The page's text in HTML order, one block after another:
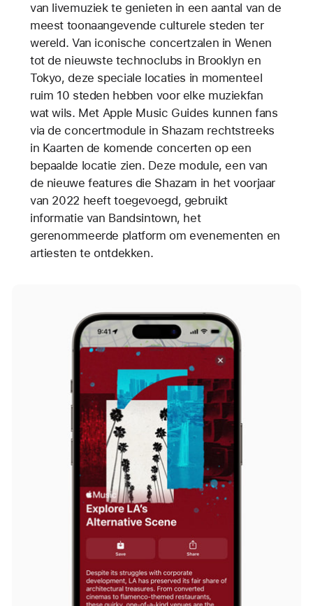
van livemuziek te genieten in een aantal van de
meest toonaangevende culturele steden ter
wereld. Van iconische concertzalen in Wenen
tot de nieuwste technoclubs in Brooklyn en
Tokyo, deze speciale locaties in momenteel
ruim 10 steden hebben voor elke muziekfan
wat wils. Met Apple Music Guides kunnen fans
via de concertmodule in Shazam rechtstreeks
in Kaarten de komende concerten op een
bepaalde locatie zien. Deze module, een van
de nieuwe features die Shazam in het voorjaar
van 2022 heeft toegevoegd, gebruikt
informatie van Bandsintown, het
gerenommeerde platform om evenementen en
artiesten te ontdekken.